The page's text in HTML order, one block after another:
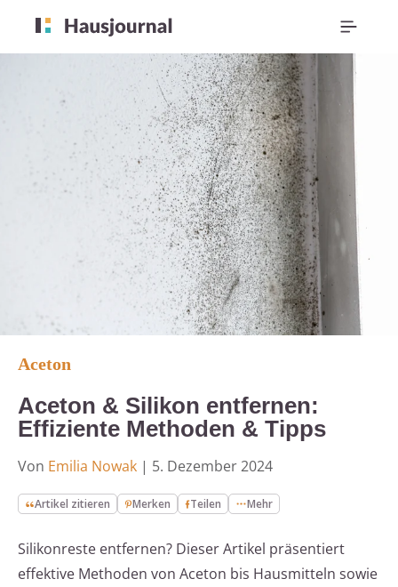
Aceton
Aceton & Silikon entfernen:
Effiziente Methoden & Tipps
Von Emilia Nowak | 5. Dezember 2024
Artikel zitieren Merken Teilen Mehr
Silikonreste entfernen? Dieser Artikel präsentiert
effektive Methoden von Aceton bis Hausmitteln sowie